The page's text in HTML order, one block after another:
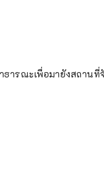
ธารณะเพื่อมายังสถานที่